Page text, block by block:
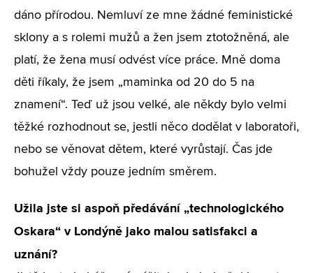
dáno přírodou. Nemluví ze mne žádné feministické
sklony a s rolemi mužů a žen jsem ztotožněná, ale
platí, že žena musí odvést více práce. Mně doma
děti říkaly, že jsem „maminka od 20 do 5 na
znamení“. Teď už jsou velké, ale někdy bylo velmi
těžké rozhodnout se, jestli něco dodělat v laboratoři,
nebo se věnovat dětem, které vyrůstají. Čas jde
bohužel vždy pouze jedním směrem.
Užila jste si aspoň předávání „technologického
Oskara“ v Londýně jako malou satisfakci a
uznání?